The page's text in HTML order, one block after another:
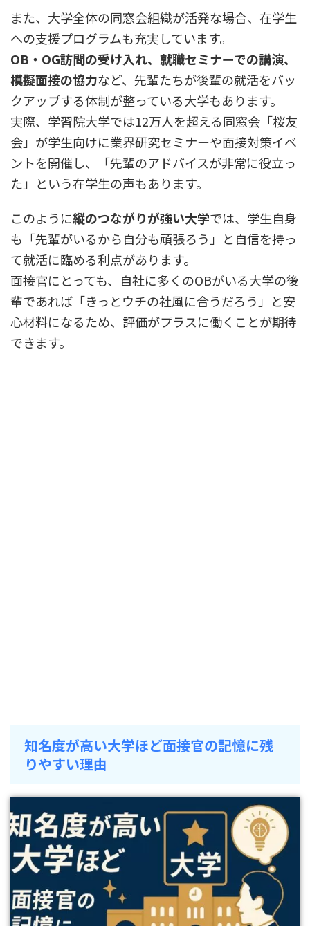
また、大学全体の同窓会組織が活発な場合、在学生
への支援プログラムも充実しています。
OB・OG訪問の受け入れ、就職セミナーでの講演、
模擬面接の協力など、先輩たちが後輩の就活をバッ
クアップする体制が整っている大学もあります。
実際、学習院大学では12万人を超える同窓会「桜友
会」が学生向けに業界研究セミナーや面接対策イベ
ントを開催し、「先輩のアドバイスが非常に役立っ
た」という在学生の声もあります。
このように縦のつながりが強い大学では、学生自身
も「先輩がいるから自分も頑張ろう」と自信を持っ
て就活に臨める利点があります。
面接官にとっても、自社に多くのOBがいる大学の後
輩であれば「きっとウチの社風に合うだろう」と安
心材料になるため、評価がプラスに働くことが期待
できます。
知名度が高い大学ほど面接官の記憶に残
りやすい理由